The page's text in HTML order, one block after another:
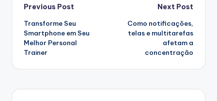
Post
navigation
Previous Post
Transforme Seu
Smartphone em Seu
Melhor Personal
Trainer
Next Post
Como notificações,
telas e multitarefas
afetam a
concentração